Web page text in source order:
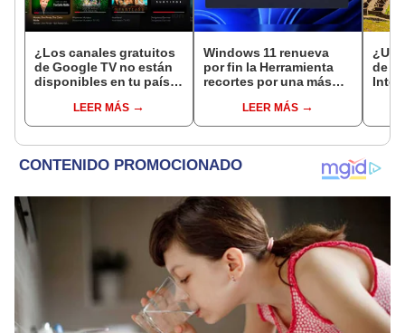
¿Los canales gratuitos
de Google TV no están
disponibles en tu país?
acceder a ellos
LEER MÁS
Windows 11 renueva
por fin la Herramienta
recortes por una más
LEER MÁS
¿Un
de